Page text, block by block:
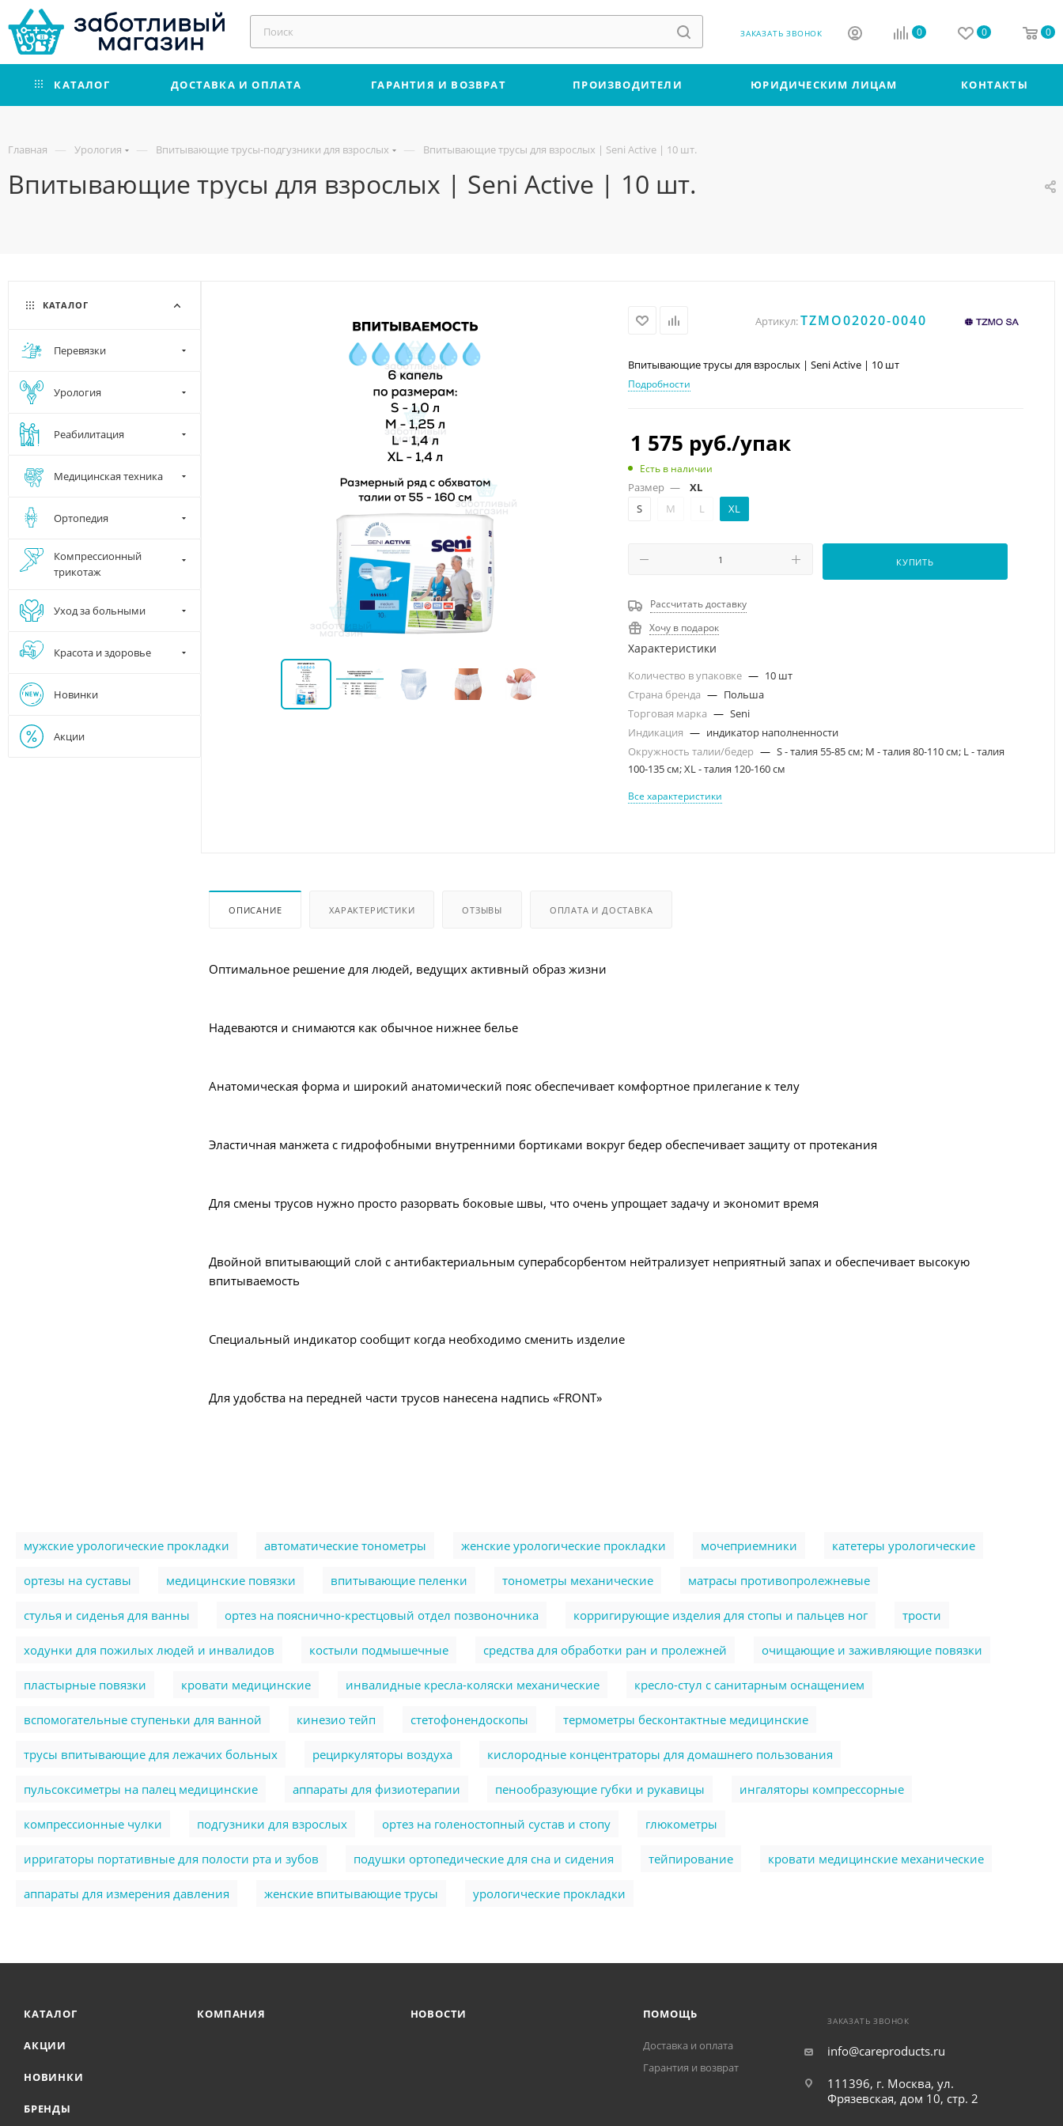
ЗАКАЗАТЬ ЗВОНОК 0 0 0
КАТАЛОГ ДОСТАВКА И ОПЛАТА ГАРАНТИЯ И ВОЗВРАТ ПРОИЗВОДИТЕЛИ ЮРИДИЧЕСКИМ ЛИЦАМ КОНТАКТЫ
Главная — Урология — Впитывающие трусы-подгузники для взрослых — Впитывающие трусы для взрослых | Seni Active | 10 шт.
Впитывающие трусы для взрослых | Seni Active | 10 шт.
Артикул:TZMO02020-0040
Впитывающие трусы для взрослых | Seni Active | 10 шт
Подробности
1 575 руб./упак
Есть в наличии
Размер —
XL
S
M L XL
КУПИТЬ
Рассчитать доставку
Хочу в подарок
Характеристики
Количество в упаковке — 10 шт
Страна бренда — Польша
Торговая марка — Seni
Индикация — индикатор наполненности
Окружность талии/бедер — S - талия 55-85 см; M - талия 80-110 см; L - талия
100-135 см; XL - талия 120-160 см
Все характеристики
ОПИСАНИЕ ХАРАКТЕРИСТИКИ ОТЗЫВЫ ОПЛАТА И ДОСТАВКА
Оптимальное решение для людей, ведущих активный образ жизни
Надеваются и снимаются как обычное нижнее белье
Анатомическая форма и широкий анатомический пояс обеспечивает комфортное прилегание к телу
Эластичная манжета с гидрофобными внутренними бортиками вокруг бедер обеспечивает защиту от протекания
Для смены трусов нужно просто разорвать боковые швы, что очень упрощает задачу и экономит время
Двойной впитывающий слой с антибактериальным суперабсорбентом нейтрализует неприятный запах и обеспечивает высокую
впитываемость
Специальный индикатор сообщит когда необходимо сменить изделие
Для удобства на передней части трусов нанесена надпись «FRONT»
КАТАЛОГ
Перевязки
Урология
Реабилитация
Медицинская техника
Ортопедия
Компрессионный
трикотаж
Уход за больными
Красота и здоровье
Новинки
Акции
мужские урологические прокладки автоматические тонометры женские урологические прокладки мочеприемники катетеры урологические
ортезы на суставы медицинские повязки впитывающие пеленки тонометры механические матрасы противопролежневые
стулья и сиденья для ванны ортез на пояснично-крестцовый отдел позвоночника корригирующие изделия для стопы и пальцев ног трости
ходунки для пожилых людей и инвалидов костыли подмышечные cредства для обработки ран и пролежней очищающие и заживляющие повязки
пластырные повязки кровати медицинские инвалидные кресла-коляски механические кресло-стул с санитарным оснащением
вспомогательные ступеньки для ванной кинезио тейп стетофонендоскопы термометры бесконтактные медицинские
трусы впитывающие для лежачих больных рециркуляторы воздуха кислородные концентраторы для домашнего пользования
пульсоксиметры на палец медицинские аппараты для физиотерапии пенообразующие губки и рукавицы ингаляторы компрессорные
компрессионные чулки подгузники для взрослых ортез на голеностопный сустав и стопу глюкометры
ирригаторы портативные для полости рта и зубов подушки ортопедические для сна и сидения тейпирование кровати медицинские механические
аппараты для измерения давления женские впитывающие трусы урологические прокладки
КАТАЛОГ
АКЦИИ
НОВИНКИ
БРЕНДЫ
КОМПАНИЯ НОВОСТИ ПОМОЩЬ
Доставка и оплата
Гарантия и возврат
ЗАКАЗАТЬ ЗВОНОК
info@careproducts.ru
111396, г. Москва, ул.
Фрязевская, дом 10, стр. 2